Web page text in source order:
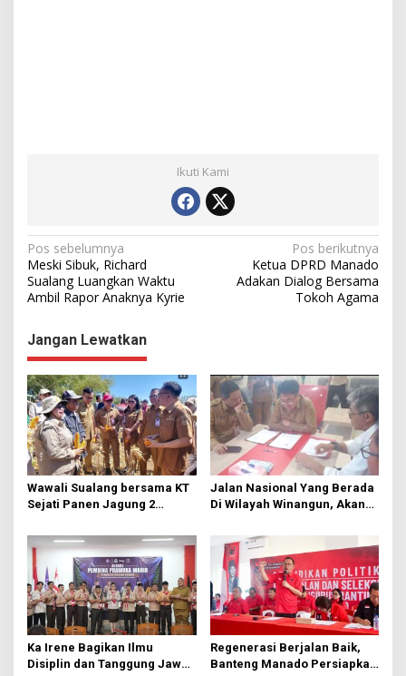
Ikuti Kami
N
a
v
i
g
a
s
i
p
o
s
Pos sebelumnya
Meski Sibuk, Richard
Sualang Luangkan Waktu
Ambil Rapor Anaknya Kyrie
Pos berikutnya
Ketua DPRD Manado
Adakan Dialog Bersama
Tokoh Agama
Jangan Lewatkan
Wawali Sualang bersama KT
Sejati Panen Jagung 2
Jalan Nasional Yang Berada
Di Wilayah Winangun, Akan
Ka Irene Bagikan Ilmu
Disiplin dan Tanggung Jawab
Regenerasi Berjalan Baik,
Banteng Manado Persiapkan